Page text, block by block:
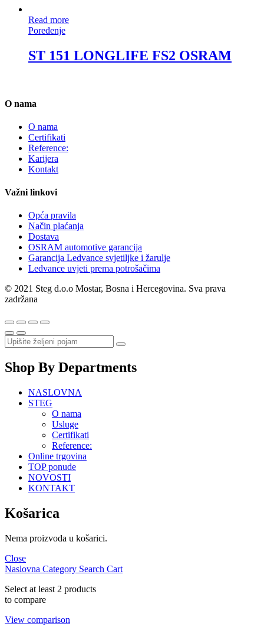
Read more
Poređenje
ST 151 LONGLIFE FS2 OSRAM
O nama
O nama
Certifikati
Reference:
Karijera
Kontakt
Važni linkovi
Opća pravila
Način plaćanja
Dostava
OSRAM automotive garancija
Garancija Ledvance svjetiljke i žarulje
Ledvance uvjeti prema potrošačima
© 2021 Steg d.o.o Mostar, Bosna i Hercegovina. Sva prava
zadržana
Shop By Departments
NASLOVNA
STEG
O nama
Usluge
Certifikati
Reference:
Online trgovina
TOP ponude
NOVOSTI
KONTAKT
Košarica
Nema proizvoda u košarici.
Close
Naslovna Category Search Cart
Select at least 2 products
to compare
View comparison